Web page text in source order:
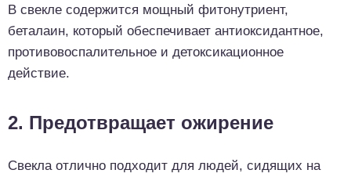
В свекле содержится мощный фитонутриент,
беталаин, который обеспечивает антиоксидантное,
противовоспалительное и детоксикационное
действие.
2. Предотвращает ожирение
Свекла отлично подходит для людей, сидящих на